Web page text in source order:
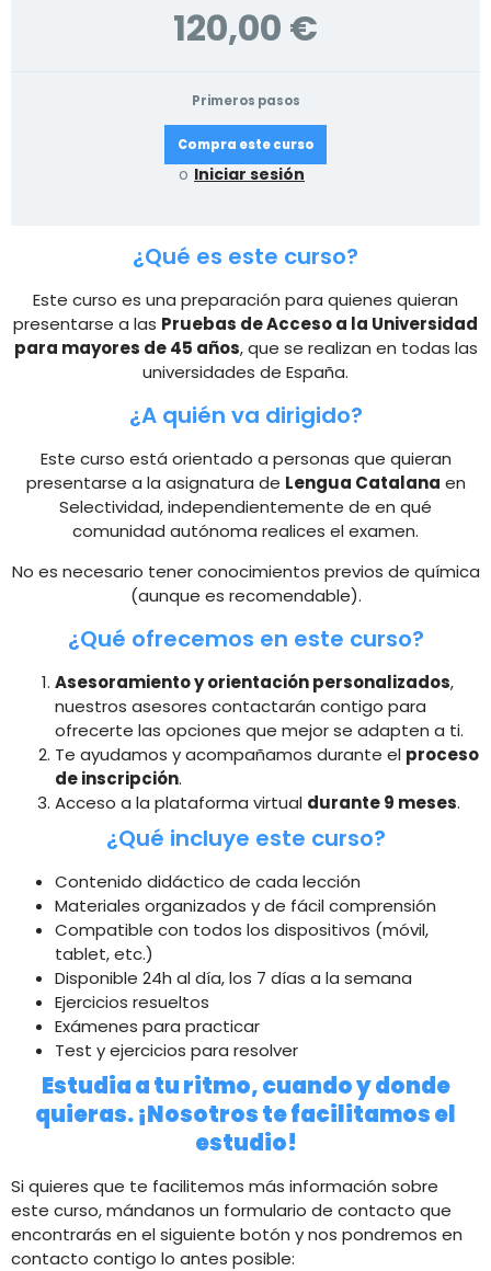
120,00 €
Primeros pasos
Compra este curso
o Iniciar sesión
¿Qué es este curso?
Este curso es una preparación para quienes quieran
presentarse a las Pruebas de Acceso a la Universidad
para mayores de 45 años, que se realizan en todas las
universidades de España.
¿A quién va dirigido?
Este curso está orientado a personas que quieran
presentarse a la asignatura de Lengua Catalana en
Selectividad, independientemente de en qué
comunidad autónoma realices el examen.
No es necesario tener conocimientos previos de química
(aunque es recomendable).
¿Qué ofrecemos en este curso?
Asesoramiento y orientación personalizados,
nuestros asesores contactarán contigo para
ofrecerte las opciones que mejor se adapten a ti.
Te ayudamos y acompañamos durante el proceso
de inscripción.
Acceso a la plataforma virtual durante 9 meses.
¿Qué incluye este curso?
Contenido didáctico de cada lección
Materiales organizados y de fácil comprensión
Compatible con todos los dispositivos (móvil,
tablet, etc.)
Disponible 24h al día, los 7 días a la semana
Ejercicios resueltos
Exámenes para practicar
Test y ejercicios para resolver
Estudia a tu ritmo, cuando y donde
quieras. ¡Nosotros te facilitamos el
estudio!
Si quieres que te facilitemos más información sobre
este curso, mándanos un formulario de contacto que
encontrarás en el siguiente botón y nos pondremos en
contacto contigo lo antes posible: